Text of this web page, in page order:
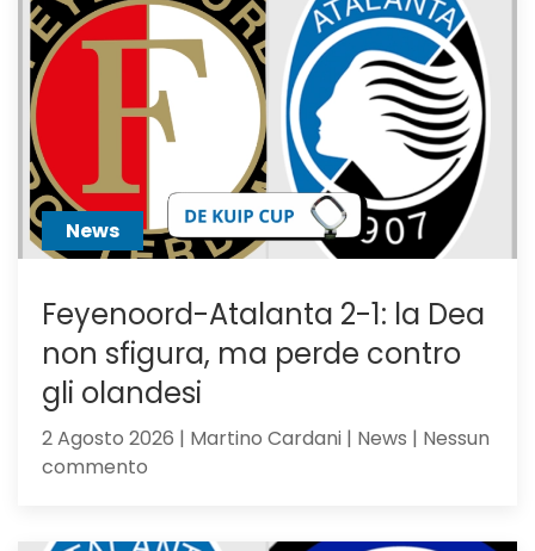
News
Feyenoord-Atalanta 2-1: la Dea
non sfigura, ma perde contro
gli olandesi
2 Agosto 2026 | Martino Cardani | News | Nessun
commento